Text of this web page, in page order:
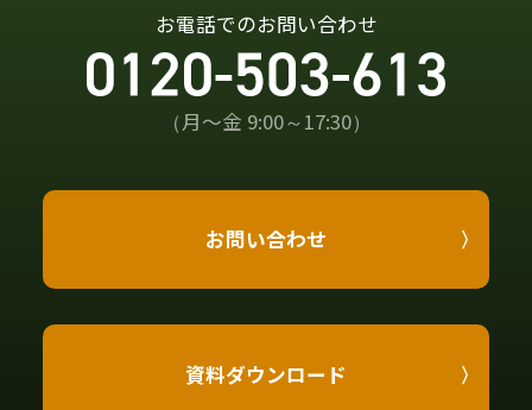
お電話でのお問い合わせ
（月〜金 9:00～17:30）
お問い合わせ
資料ダウンロード